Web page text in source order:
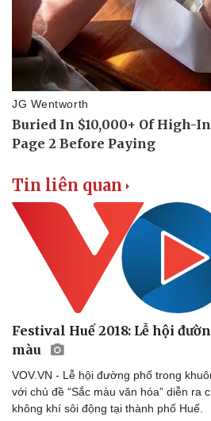
Doanh nghiệp
Doanh nhân
Vì cộng đồng
Tin liên quan
Festival Huế 2018: Lễ hội
màu
VOV.VN - Lễ hội đường phố trong
với chủ đề “Sắc màu văn hóa” diễn ra
không khí sôi động tại thành phố Huế.